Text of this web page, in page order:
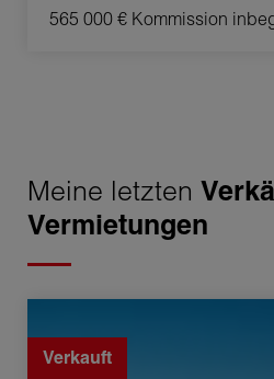
565 000 € Kommission
Meine letzten
Vermietungen
70.8 m²
Verkauft